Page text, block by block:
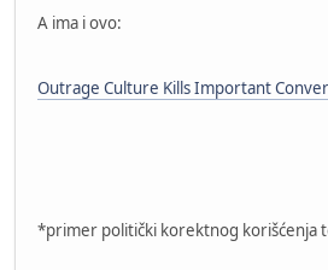
A ima i ovo:
Outrage Culture Kills Important
*primer politički korektnog korišćenja